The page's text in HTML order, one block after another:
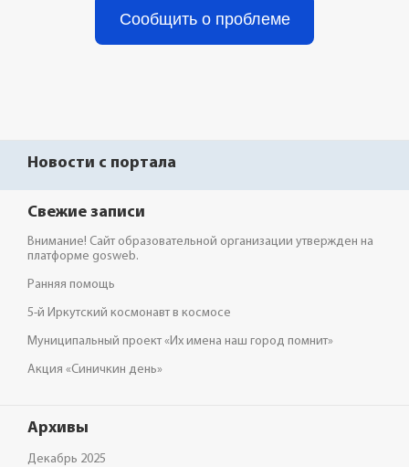
Сообщить о проблеме
Новости с портала
Свежие записи
Внимание! Сайт образовательной организации утвержден на
платформе gosweb.
Ранняя помощь
5-й Иркутский космонавт в космосе
Муниципальный проект «Их имена наш город помнит»
Акция «Синичкин день»
Архивы
Декабрь 2025